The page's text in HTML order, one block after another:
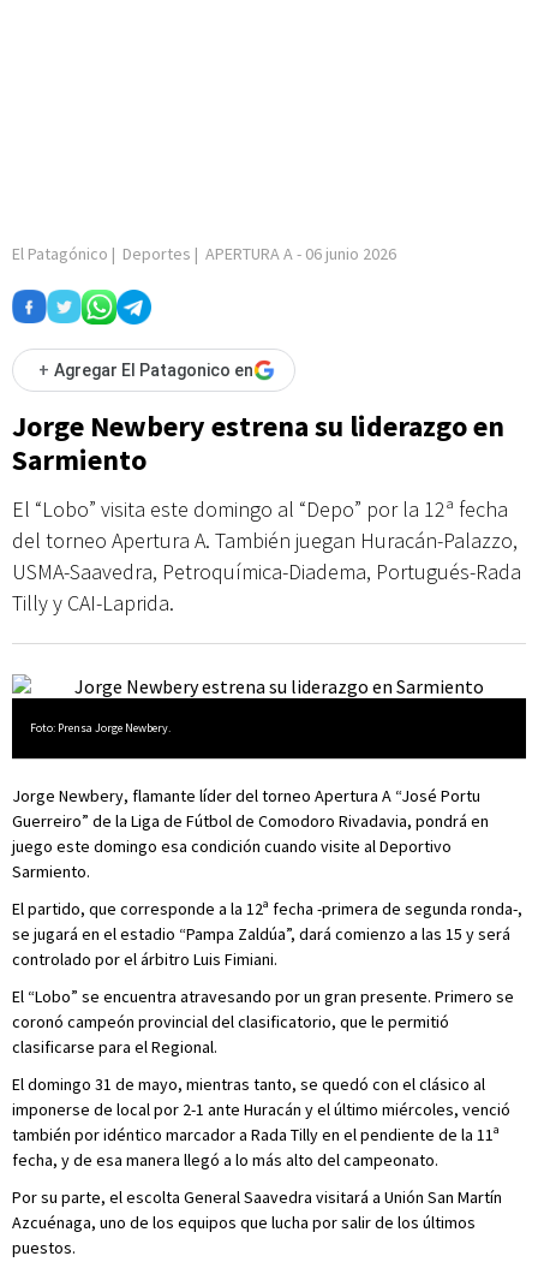
El Patagónico | Deportes | APERTURA A- 06 junio 2026
+ Agregar El Patagonico en
Jorge Newbery estrena su liderazgo en
Sarmiento
El “Lobo” visita este domingo al “Depo” por la 12ª fecha
del torneo Apertura A. También juegan Huracán-Palazzo,
USMA-Saavedra, Petroquímica-Diadema, Portugués-Rada
Tilly y CAI-Laprida.
Foto: Prensa Jorge Newbery.
Jorge Newbery, flamante líder del torneo Apertura A “José Portu
Guerreiro” de la Liga de Fútbol de Comodoro Rivadavia, pondrá en
juego este domingo esa condición cuando visite al Deportivo
Sarmiento.
El partido, que corresponde a la 12ª fecha -primera de segunda ronda-,
se jugará en el estadio “Pampa Zaldúa”, dará comienzo a las 15 y será
controlado por el árbitro Luis Fimiani.
El “Lobo” se encuentra atravesando por un gran presente. Primero se
coronó campeón provincial del clasificatorio, que le permitió
clasificarse para el Regional.
El domingo 31 de mayo, mientras tanto, se quedó con el clásico al
imponerse de local por 2-1 ante Huracán y el último miércoles, venció
también por idéntico marcador a Rada Tilly en el pendiente de la 11ª
fecha, y de esa manera llegó a lo más alto del campeonato.
Por su parte, el escolta General Saavedra visitará a Unión San Martín
Azcuénaga, uno de los equipos que lucha por salir de los últimos
puestos.